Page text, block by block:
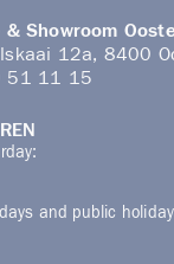
& Showroom
12a, 8400
51 11 15
and public